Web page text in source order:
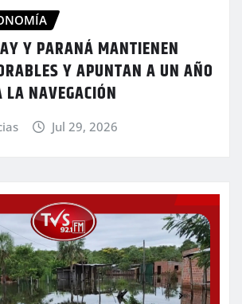
Y PARANÁ MANTIENEN
Y APUNTAN A UN AÑO
LA NAVEGACIÓN
Jul 29, 2026